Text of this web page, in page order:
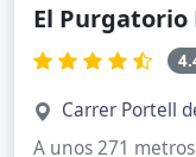
El Purgatorio
Carrer Portell
A unos 271